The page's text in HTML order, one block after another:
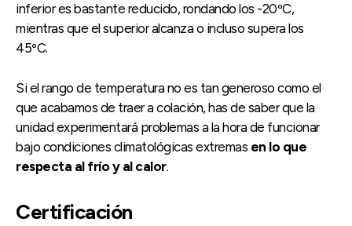
inferior es bastante reducido, rondando los -20ºC,
mientras que el superior alcanza o incluso supera los
45ºC.
Si el rango de temperatura no es tan generoso como el
que acabamos de traer a colación, has de saber que la
unidad experimentará problemas a la hora de funcionar
bajo condiciones climatológicas extremas en lo que
respecta al frío y al calor.
Certificación